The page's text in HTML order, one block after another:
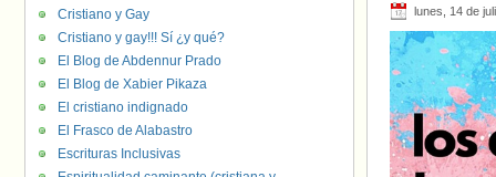
lunes, 14 de
Cristiano y Gay
Cristiano y gay!!! Sí ¿y qué?
El Blog de Abdennur Prado
El Blog de Xabier Pikaza
El cristiano indignado
El Frasco de Alabastro
Escrituras Inclusivas